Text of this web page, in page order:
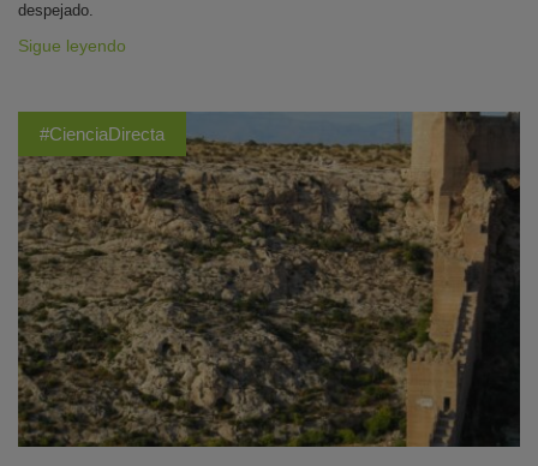
despejado.
Sigue leyendo
#CienciaDirecta